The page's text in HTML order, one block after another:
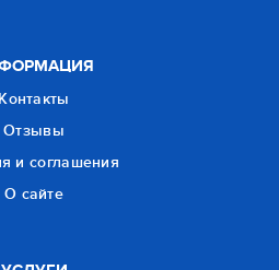
Контакты
Отзывы
и соглашения
О сайте